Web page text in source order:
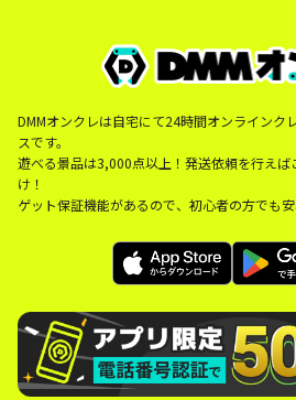
DMMオンクレは自宅にて24時間オンラインク
スです。
遊べる景品は3,000点以上！発送依頼を行えば
け！
ゲット保証機能があるので、初心者の方でも安